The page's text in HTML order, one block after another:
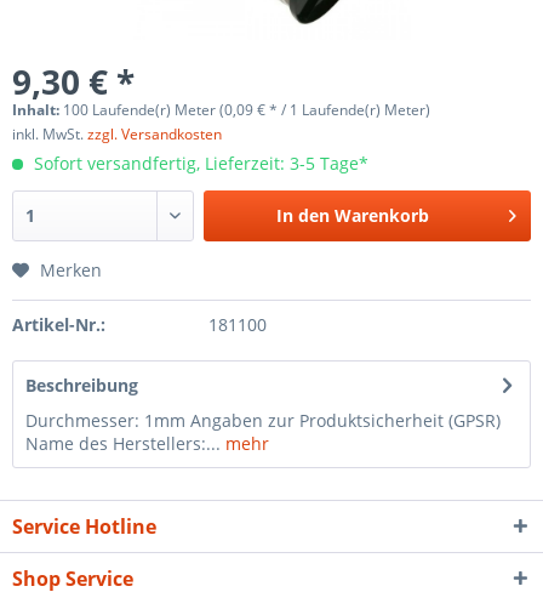
9,30 € *
Inhalt: 100 Laufende(r) Meter (0,09 € * / 1 Laufende(r) Meter)
inkl. MwSt.zzgl. Versandkosten
Sofort versandfertig, Lieferzeit: 3-5 Tage*
In den Warenkorb
Merken
Artikel-Nr.: 181100
Beschreibung
Durchmesser: 1mm Angaben zur Produktsicherheit (GPSR)
Name des Herstellers:... mehr
Service Hotline
Shop Service